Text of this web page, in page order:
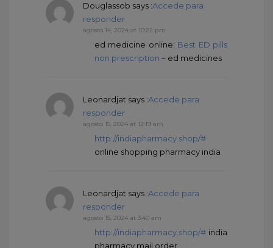
Douglassob says :Accede para
responder
agosto 14, 2024 at 10:22 pm
ed medicine online: Best ED pills
non prescription – ed medicines
Leonardjat says :Accede para
responder
agosto 15, 2024 at 12:19 am
http://indiapharmacy.shop/#
online shopping pharmacy india
Leonardjat says :Accede para
responder
agosto 15, 2024 at 3:40 am
http://indiapharmacy.shop/# india
pharmacy mail order